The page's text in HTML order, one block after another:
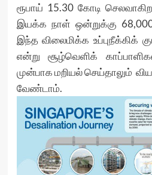
ரூபாய் 15.30 கோடி
இயக்க நாள் ஒன்றுக்கு 68,000
இந்த விலைமிக்க உப்புநீக்கிக்
என்று சூழ்வெளிக்
முன்பாக மறியல் செய்தாலும்
வேண்டாம்.